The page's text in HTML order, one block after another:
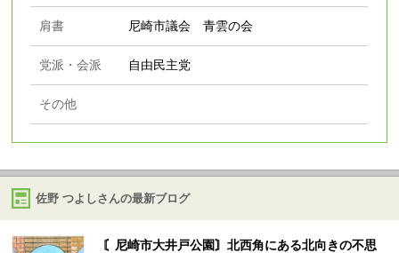
肩書 尼崎市議会 青雲の会
党派・会派 自由民主党
その他
佐野 つよしさんの最新ブログ
〘尼崎市大井戸公園〙北西角にある北向きの不思